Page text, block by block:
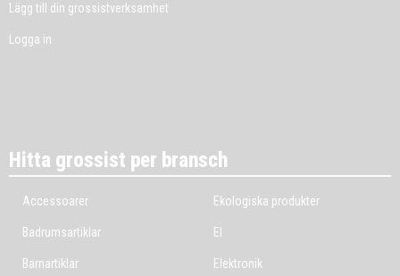
Lägg till din grossistverksamhet
Logga in
Hitta grossist per bransch
Accessoarer
Badrumsartiklar
Barnartiklar
Ekologiska produkter
El
Elektronik